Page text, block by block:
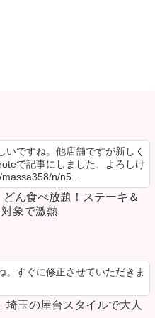
ですね。他店舗ですが新しく
で記事にしました、よろしけ
n/n5...
ん食べ放題！ステーキ＆
象で激熱
。すぐに修正させていただきま
玉の屋台スタイルで大人